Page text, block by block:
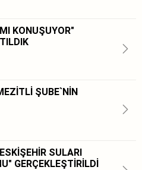
KONUŞUYOR"
ŞUBE`NİN
SULARI
GERÇEKLEŞTİRİLDİ